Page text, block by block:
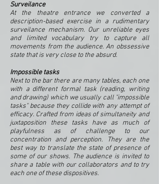
Surveilance
At the theatre entrance we converted a
description-based exercise in a rudimentary
surveilance mechanism. Our unreliable eyes
and limited vocabulary try to capture all
movements from the audience. An obssessive
state that is very close to the absurd.
Impossible tasks
Next to the bar there are many tables, each one
with a different formal task (reading, writing
and drawing) which we usually call "impossible
tasks" because they collide with any attempt of
efficacy. Crafted from ideas of simultaneity and
juxtaposition these tasks have as much of
playfulness as of challenge to our
concentration and perception. They are the
best way to translate the state of presence of
some of our shows. The audience is invited to
share a table with our collaborators and to try
each one of these dispositives.